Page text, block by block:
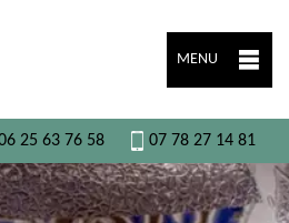
MENU
25 63 76 58 07 78 27 14 81